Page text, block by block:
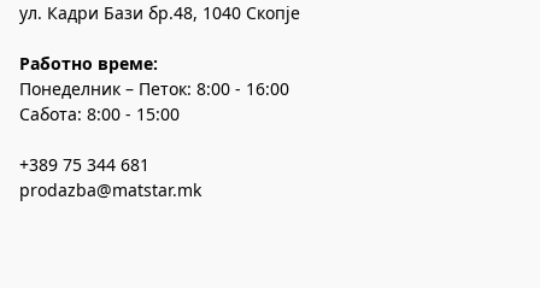
ул. Кадри Бази бр.48, 1040 Скопје
Работно време:
Понеделник – Петок: 8:00 - 16:00
Сабота: 8:00 - 15:00
+389 75 344 681
prodazba@matstar.mk